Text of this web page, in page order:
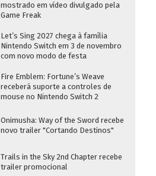
mostrado em vídeo divulgado pela
Game Freak
Let’s Sing 2027 chega à família
Nintendo Switch em 3 de novembro
com novo modo de festa
Fire Emblem: Fortune’s Weave
receberá suporte a controles de
mouse no Nintendo Switch 2
Onimusha: Way of the Sword recebe
novo trailer "Cortando Destinos"
Trails in the Sky 2nd Chapter recebe
trailer promocional